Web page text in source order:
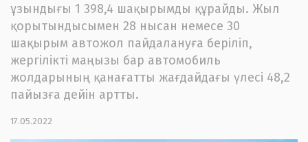
ұзындығы 1 398,4 шақырымды құрайды. Жыл
қорытындысымен 28 нысан немесе 30
шақырым автожол пайдалануға беріліп,
жергілікті маңызы бар автомобиль
жолдарының қанағатты жағдайдағы үлесі 48,2
пайызға дейін артты.
17.05.2022